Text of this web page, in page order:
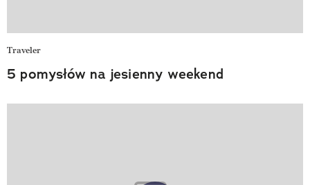
Traveler
5 pomysłów na jesienny weekend